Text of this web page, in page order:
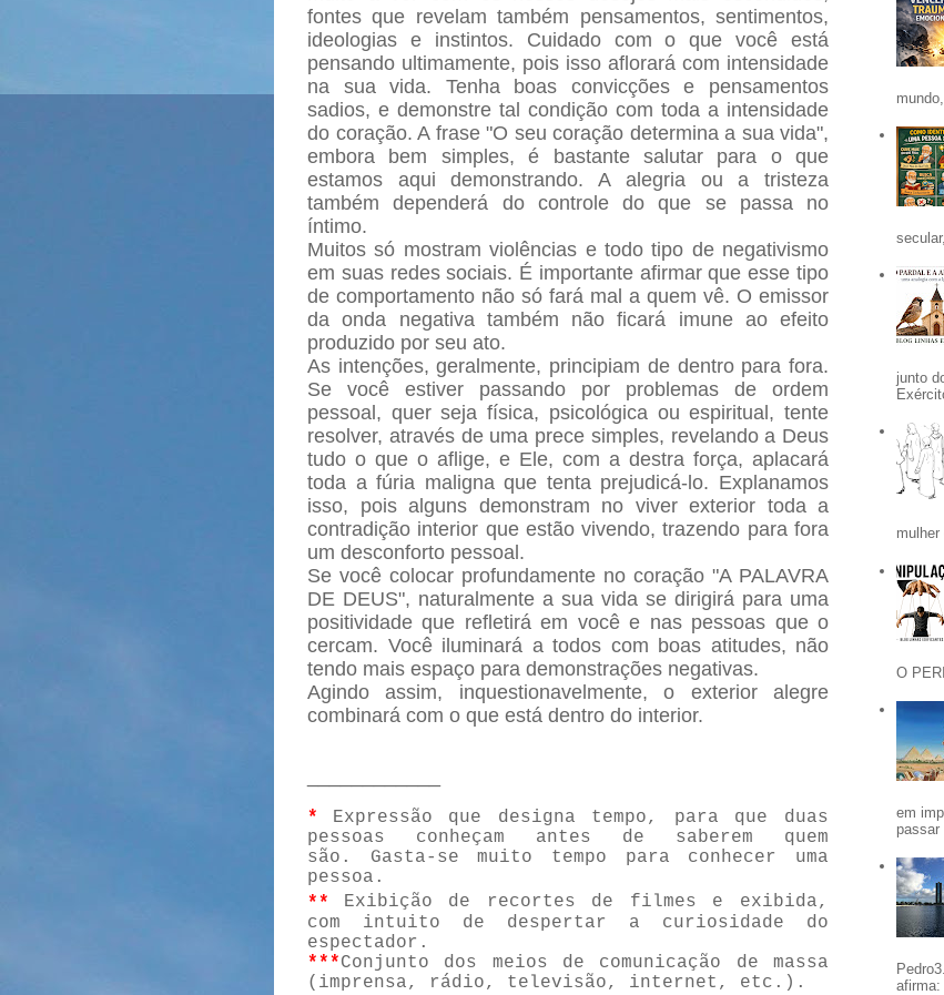
fontes que revelam também pensamentos, sentimentos,
ideologias e instintos. Cuidado com o que você está
pensando ultimamente, pois isso aflorará com intensidade
na sua vida. Tenha boas convicções e pensamentos
sadios, e demonstre tal condição com toda a intensidade
do coração. A frase "O seu coração determina a sua vida",
embora bem simples, é bastante salutar para o que
estamos aqui demonstrando. A alegria ou a tristeza
também dependerá do controle do que se passa no
íntimo.
Muitos só mostram violências e todo tipo de negativismo
em suas redes sociais. É importante afirmar que esse tipo
de comportamento não só fará mal a quem vê. O emissor
da onda negativa também não ficará imune ao efeito
produzido por seu ato.
As intenções, geralmente, principiam de dentro para fora.
Se você estiver passando por problemas de ordem
pessoal, quer seja física, psicológica ou espiritual, tente
resolver, através de uma prece simples, revelando a Deus
tudo o que o aflige, e Ele, com a destra força, aplacará
toda a fúria maligna que tenta prejudicá-lo. Explanamos
isso, pois alguns demonstram no viver exterior toda a
contradição interior que estão vivendo, trazendo para fora
um desconforto pessoal.
Se você colocar profundamente no coração "A PALAVRA
DE DEUS", naturalmente a sua vida se dirigirá para uma
positividade que refletirá em você e nas pessoas que o
cercam. Você iluminará a todos com boas atitudes, não
tendo mais espaço para demonstrações negativas.
Agindo assim, inquestionavelmente, o exterior alegre
combinará com o que está dentro do interior.
*
Expressão que designa tempo, para que duas
pessoas conheçam antes de saberem quem
são. Gasta-se muito tempo para conhecer uma
pessoa.
**
Exibição de recortes de filmes e exibida,
com intuito de despertar a curiosidade do
espectador.
***Conjunto dos meios de comunicação de massa
(imprensa, rádio, televisão, internet, etc.).
junto
O
em
passar
afirma: